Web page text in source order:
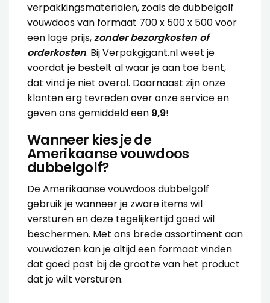
verpakkingsmaterialen, zoals de dubbelgolf
vouwdoos van formaat 700 x 500 x 500 voor
een lage prijs,zonder bezorgkosten of
orderkosten. Bij Verpakgigant.nl weet je
voordat je bestelt al waar je aan toe bent,
dat vind je niet overal. Daarnaast zijn onze
klanten erg tevreden over onze service en
geven ons gemiddeld een 9,9!
Wanneer kies je de
Amerikaanse vouwdoos
dubbelgolf?
De Amerikaanse vouwdoos dubbelgolf
gebruik je wanneer je zware items wil
versturen en deze tegelijkertijd goed wil
beschermen. Met ons brede assortiment aan
vouwdozen kan je altijd een formaat vinden
dat goed past bij de grootte van het product
dat je wilt versturen.